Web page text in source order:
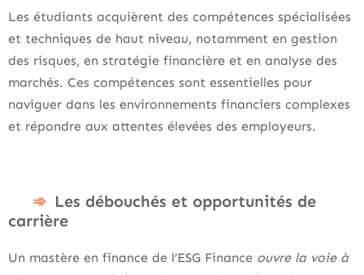
Les étudiants acquièrent des compétences spécialisées
et techniques de haut niveau, notamment en gestion
des risques, en stratégie financière et en analyse des
marchés. Ces compétences sont essentielles pour
naviguer dans les environnements financiers complexes
et répondre aux attentes élevées des employeurs.
Les débouchés et opportunités de
carrière
Un mastère en finance de l’ESG Finance ouvre la voie à